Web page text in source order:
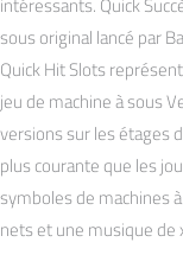
sous original lancé par
Quick Hit Slots
jeu de machine à sous
versions sur les étages
plus courante que les
symboles de machines
nets et une musique de